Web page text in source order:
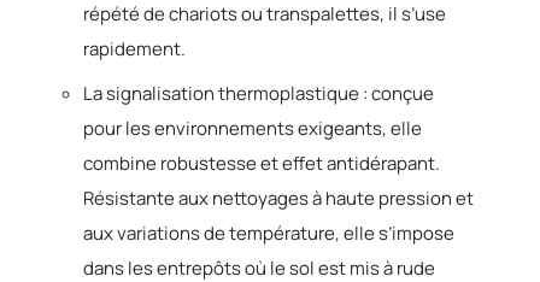
répété de chariots ou transpalettes, il s’use
rapidement.
La signalisation thermoplastique : conçue
pour les environnements exigeants, elle
combine robustesse et effet antidérapant.
Résistante aux nettoyages à haute pression et
aux variations de température, elle s’impose
dans les entrepôts où le sol est mis à rude